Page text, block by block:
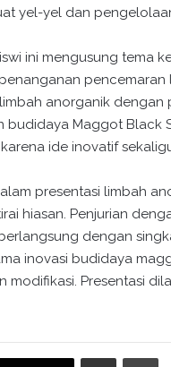
yel-yel dan
ini mengusung tema
pencemaran
anorganik
Maggot Black
ide inovatif
presentasi limbah
hiasan. Penjurian
dengan
inovasi budidaya
Presentasi